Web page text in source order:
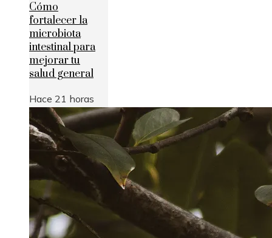
Cómo
fortalecer la
microbiota
intestinal para
mejorar tu
salud general
Hace 21 horas